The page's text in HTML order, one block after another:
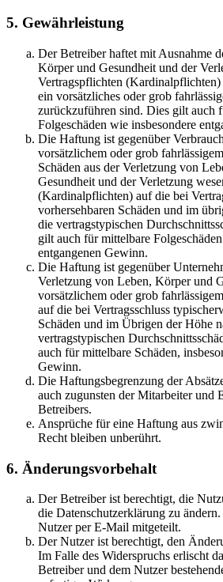
5. Gewährleistung
Der Betreiber haftet mit Ausnahme
Körper und Gesundheit und der
Vertragspflichten
ein vorsätzliches oder grob
zurückzuführen sind. Dies gilt auch
Folgeschäden wie insbesondere
Die Haftung ist gegenüber
vorsätzlichem oder grob
Schäden aus der Verletzung von
Gesundheit und der Verletzung
(Kardinalpflichten) auf die bei
vorhersehbaren Schäden und im
die vertragstypischen
gilt auch für mittelbare
entgangenen Gewinn.
Die Haftung ist gegenüber
Verletzung von Leben, Körper und
vorsätzlichem oder grob
auf die bei Vertragsschluss
Schäden und im Übrigen der Höhe
vertragstypischen
auch für mittelbare Schäden,
Gewinn.
Die Haftungsbegrenzung der
auch zugunsten der Mitarbeiter und
Betreibers.
Ansprüche für eine Haftung aus
Recht bleiben unberührt.
6. Änderungsvorbehalt
Der Betreiber ist berechtigt, die
die Datenschutzerklärung zu
Nutzer per E-Mail mitgeteilt.
Der Nutzer ist berechtigt, den
Im Falle des Widerspruchs erlischt
Betreiber und dem Nutzer